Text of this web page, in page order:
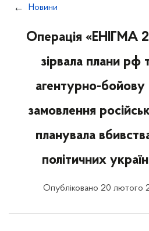
Новини
Операція «ЕНІГМА
зірвала плани рф
агентурно-бойову
замовлення
планувала
політичних
Опубліковано 20 лютого